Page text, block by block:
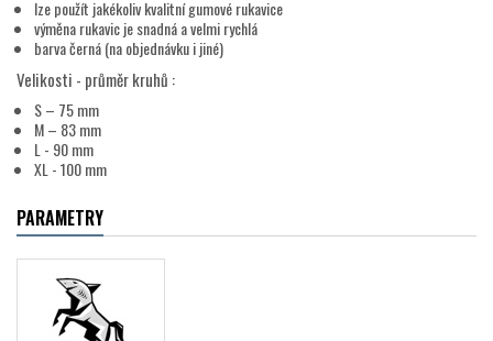
lze použít jakékoliv kvalitní gumové rukavice
výměna rukavic je snadná a velmi rychlá
barva černá (na objednávku i jiné)
Velikosti - průměr kruhů :
S – 75 mm
M – 83 mm
L - 90 mm
XL - 100 mm
PARAMETRY